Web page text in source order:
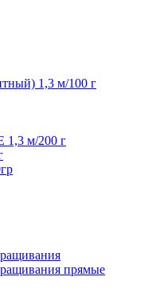
1,3 м/100 г
м/200 г
прямые